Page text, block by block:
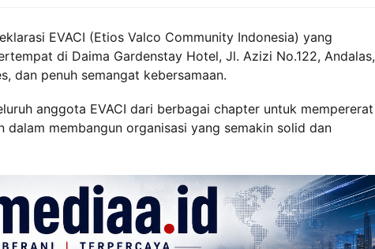
EVACI (Etios Valco Community Indonesia) yang
di Daima Gardenstay Hotel, Jl. Azizi No.122, Andalas,
dan penuh semangat kebersamaan.
anggota EVACI dari berbagai chapter untuk mempererat
membangun organisasi yang semakin solid dan